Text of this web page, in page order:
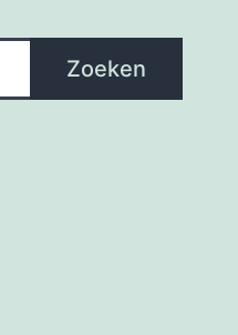
Zoeken